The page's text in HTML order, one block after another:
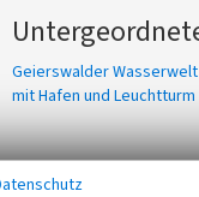
Geierswalder Wasserwelt
mit Hafen und Leuchtturm